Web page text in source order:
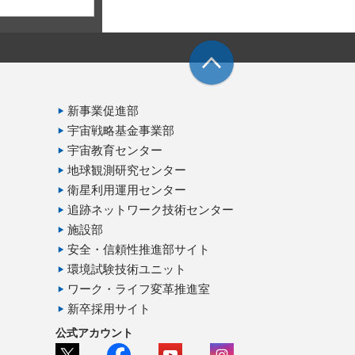
新事業促進部
宇宙戦略基金事業部
宇宙教育センター
地球観測研究センター
衛星利用運用センター
追跡ネットワーク技術センター
施設部
安全・信頼性推進部サイト
環境試験技術ユニット
ワーク・ライフ変革推進室
新卒採用サイト
公式アカウント